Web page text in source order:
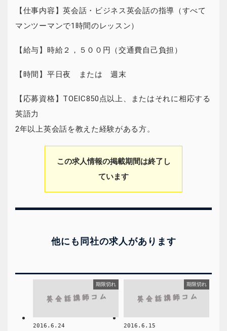
【仕事内容】英会話・ビジネス英会話の指導（すべて
マンツーマンで1時間のレッスン）
【給与】時給２，５００円（交通費自己負担）
【時間】平日夜 または 週末
【応募資格】TOEIC850点以上、またはそれに相応する
英語力
2年以上英会話を教えた経験がある方。
この求人情報の掲載期間は終了し
ています
他にも同社の求人があります
期限切れ
2016.6.24
期限切れ
2016.6.15